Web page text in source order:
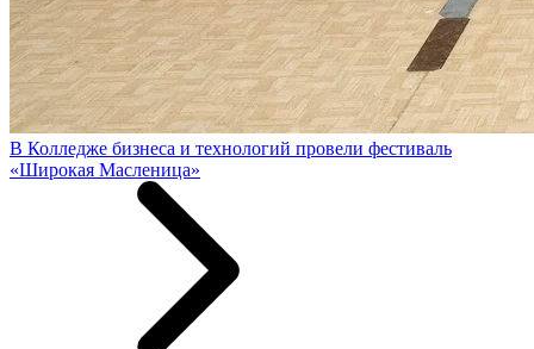
В Колледже бизнеса и технологий провели фестиваль
«Широкая Масленица»